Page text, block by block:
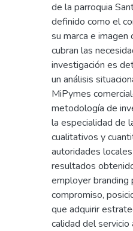
de la parroquia
definido como el
su marca e
cubran las
investigación es
un análisis
MiPymes
metodología de
la especialidad de
cualitativos y
autoridades
resultados
employer branding
compromiso,
que adquirir
calidad del